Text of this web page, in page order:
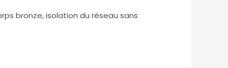
bronze, isolation du réseau sans